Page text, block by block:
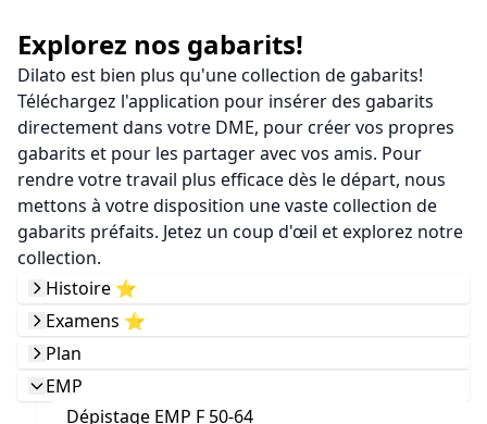
Tarifs
Télécharger
App web
S'inscrire
Explorez nos gabarits!
Dilato est bien plus qu'une collection de gabarits!
Téléchargez l'application pour insérer des gabarits
directement dans votre DME, pour créer vos propres
gabarits et pour les partager avec vos amis. Pour
rendre votre travail plus efficace dès le départ, nous
mettons à votre disposition une vaste collection de
gabarits préfaits. Jetez un coup d'œil et explorez notre
collection.
Histoire ⭐️
Examens ⭐️
Plan
EMP
Dépistage EMP F 50-64